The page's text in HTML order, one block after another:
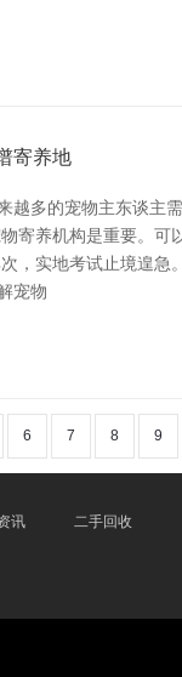
寄养地
越多的宠物主东谈主
寄养机构是重要。
，实地考试止境遑
宠物
6 7 8 9
讯 二手回收